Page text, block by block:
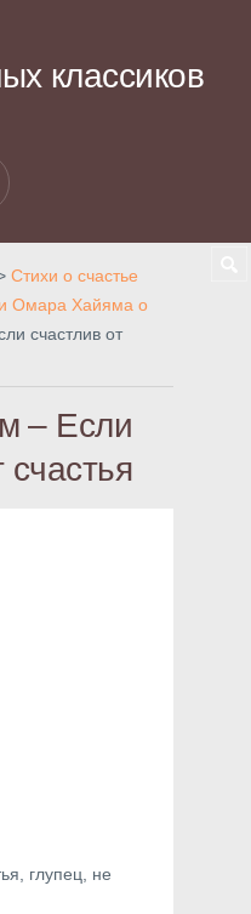
классиков
Стихи о счастье
Омара Хайяма о
счастлив от
– Если
счастья
глупец, не